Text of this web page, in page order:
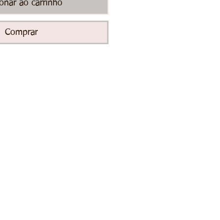
ao carrinho
Comprar